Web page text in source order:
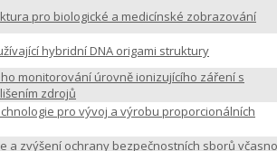
pro biologické a medicínské zobrazování
hybridní DNA origami struktury
monitorování úrovně ionizujícího záření s
zdrojů
pro vývoj a výrobu proporcionálních
a zvýšení ochrany bezpečnostních sborů